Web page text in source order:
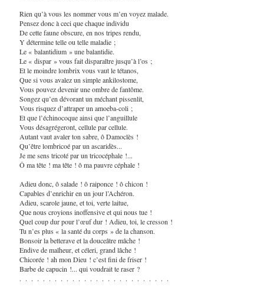
Rien qu’à vous les nommer vous m’en voyez malade.
Pensez donc à ceci que chaque individu
De cette faune obscure, en nos tripes rendu,
Y détermine telle ou telle maladie ;
Le « balantidium » une balantidie.
Le « dispar » vous fait disparaître jusqu’à l’os ;
Et le moindre lombrix vous vaut le tétanos,
Que si vous avalez un simple ankilostome,
Vous pouvez devenir une ombre de fantôme.
Songez qu’en dévorant un méchant pissenlit,
Vous risquez d’attraper un amoeba-coli ;
Et que l’échinocoque ainsi que l’anguillule
Vous désagrégeront, cellule par cellule.
Autant vaut avaler ton sabre, ô Damoclès !
Qu’être lombricoé par un ascaridès...
Je me sens tricoté par un tricocéphale !...
Ô ma tête ! ma tête ! ô ma pauvre céphale !
Adieu donc, ô salade ! ô raiponce ! ô chicon !
Capables d’enrichir en un jour l’Achéron.
Adieu, scarole jaune, et toi, verte laitue,
Que nous croyions inoffensive et qui nous tue !
Quel coup dur pour l’œuf dur ! Adieu, toi, le cresson !
Tu n’es plus « la santé du corps » de la chanson.
Bonsoir la betterave et la douceâtre mâche !
Endive de malheur, et céleri, grand lâche !
Chicorée ! ah mon Dieu ! c’est fini de friser !
Barbe de capucin !... qui voudrait te raser ?
. . . . . . . . . . . . . . . . . . . . . . . . . .